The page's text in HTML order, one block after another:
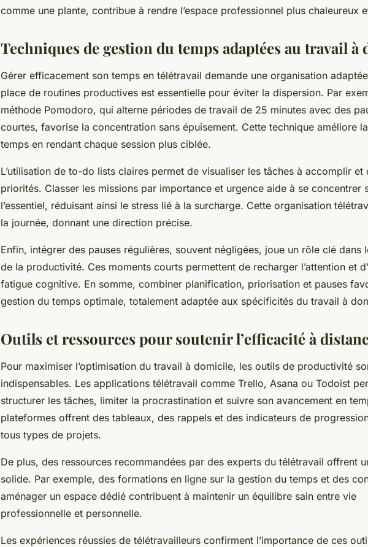
comme une plante, contribue à rendre l’espace professionnel plus chaleureux
Techniques de gestion du temps adaptées au travail à
Gérer efficacement son temps en télétravail demande une organisation
place de routines productives est essentielle pour éviter la dispersion. Par
méthode Pomodoro, qui alterne périodes de travail de 25 minutes avec des
courtes, favorise la concentration sans épuisement. Cette technique améliore
temps en rendant chaque session plus ciblée.
L’utilisation de to-do lists claires permet de visualiser les tâches à accomplir et
priorités. Classer les missions par importance et urgence aide à se concentrer
l’essentiel, réduisant ainsi le stress lié à la surcharge. Cette organisation
la journée, donnant une direction précise.
Enfin, intégrer des pauses régulières, souvent négligées, joue un rôle clé dans
de la productivité. Ces moments courts permettent de recharger l’attention et
fatigue cognitive. En somme, combiner planification, priorisation et pauses
gestion du temps optimale, totalement adaptée aux spécificités du travail à
Outils et ressources pour soutenir l’efficacité à
Pour maximiser l’optimisation du travail à domicile, les outils de productivité
indispensables. Les applications télétravail comme Trello, Asana ou Todoist
structurer les tâches, limiter la procrastination et suivre son avancement en
plateformes offrent des tableaux, des rappels et des indicateurs de
tous types de projets.
De plus, des ressources recommandées par des experts du télétravail offrent
solide. Par exemple, des formations en ligne sur la gestion du temps et des
aménager un espace dédié contribuent à maintenir un équilibre sain entre vie
professionnelle et personnelle.
Les expériences réussies de télétravailleurs confirment l’importance de ces